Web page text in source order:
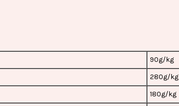
90g/kg
280g/kg
180g/kg